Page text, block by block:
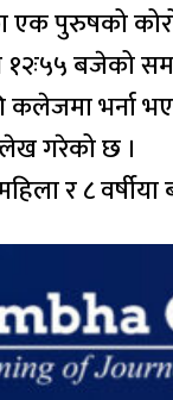
पुरुषको
१२ः५५ बजेको
भर्ना
गरेको छ ।
र ८